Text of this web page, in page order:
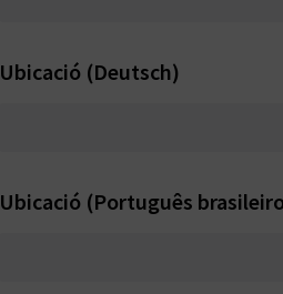
Ubicació (Deutsch)
Ubicació (Português